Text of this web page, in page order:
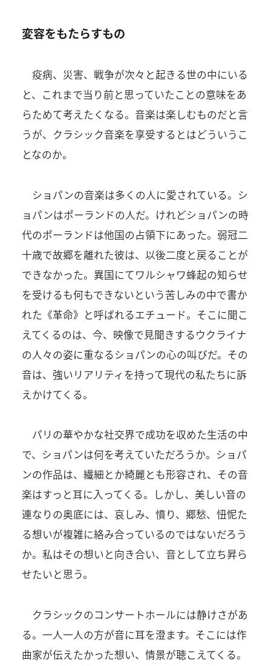
変容をもたらすもの
疫病、災害、戦争が次々と起きる世の中にいる
と、これまで当り前と思っていたことの意味をあ
らためて考えたくなる。音楽は楽しむものだと言
うが、クラシック音楽を享受するとはどういうこ
となのか。
ショパンの音楽は多くの人に愛されている。シ
ョパンはポーランドの人だ。けれどショパンの時
代のポーランドは他国の占領下にあった。弱冠二
十歳で故郷を離れた彼は、以後二度と戻ることが
できなかった。異国にてワルシャワ蜂起の知らせ
を受けるも何もできないという苦しみの中で書か
れた《革命》と呼ばれるエチュード。そこに聞こ
えてくるのは、今、映像で見聞きするウクライナ
の人々の姿に重なるショパンの心の叫びだ。その
音は、強いリアリティを持って現代の私たちに訴
えかけてくる。
パリの華やかな社交界で成功を収めた生活の中
で、ショパンは何を考えていただろうか。ショパ
ンの作品は、繊細とか綺麗とも形容され、その音
楽はすっと耳に入ってくる。しかし、美しい音の
連なりの奥底には、哀しみ、憤り、郷愁、忸怩た
る想いが複雑に絡み合っているのではないだろう
か。私はその想いと向き合い、音として立ち昇ら
せたいと思う。
クラシックのコンサートホールには静けさがあ
る。一人一人の方が音に耳を澄ます。そこには作
曲家が伝えたかった想い、情景が聴こえてくる。